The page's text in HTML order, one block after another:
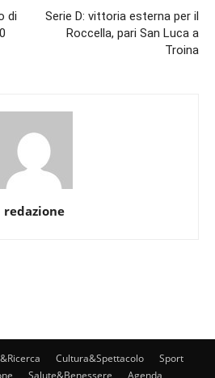
di
Serie D: vittoria esterna per il
Roccella, pari San Luca a
Troina
redazione
Cultura&Spettacolo
Sport
Salute&Benessere Agenda